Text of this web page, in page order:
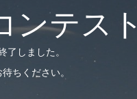
ンテス
しました。
ちください。